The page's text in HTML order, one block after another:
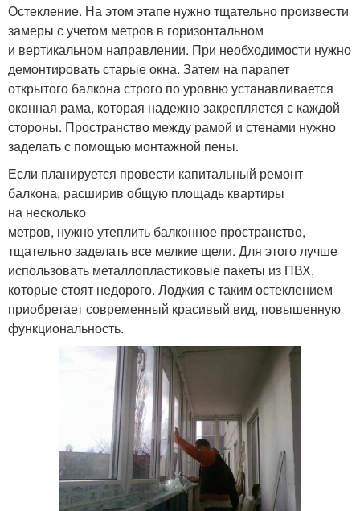
Остекление. На этом этапе нужно тщательно произвести
замеры с учетом метров в горизонтальном
и вертикальном направлении. При необходимости нужно
демонтировать старые окна. Затем на парапет
открытого балкона строго по уровню устанавливается
оконная рама, которая надежно закрепляется с каждой
стороны. Пространство между рамой и стенами нужно
заделать с помощью монтажной пены.
Если планируется провести капитальный ремонт
балкона, расширив общую площадь квартиры
на несколько
метров, нужно утеплить балконное пространство,
тщательно заделать все мелкие щели. Для этого лучше
использовать металлопластиковые пакеты из ПВХ,
которые стоят недорого. Лоджия с таким остеклением
приобретает современный красивый вид, повышенную
функциональность.